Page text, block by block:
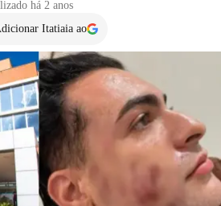
há 2 anos
Itatiaia ao